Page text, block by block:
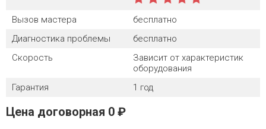
Вызов мастера
бесплатно
Диагностика проблемы
бесплатно
Скорость
Зависит от характеристик
оборудования
Гарантия
1 год
Цена договорная 0